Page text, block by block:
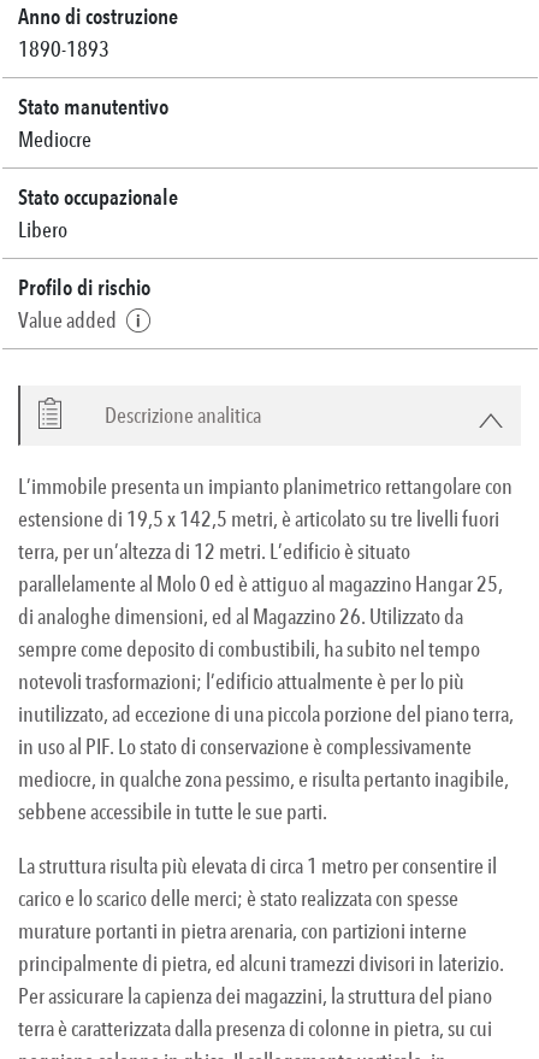
Anno di costruzione
1890-1893
Stato manutentivo
Mediocre
Stato occupazionale
Libero
Profilo di rischio
Value added
Descrizione analitica
L’immobile presenta un impianto planimetrico rettangolare con
estensione di 19,5 x 142,5 metri, è articolato su tre livelli fuori
terra, per un’altezza di 12 metri. L’edificio è situato
parallelamente al Molo 0 ed è attiguo al magazzino Hangar 25,
di analoghe dimensioni, ed al Magazzino 26. Utilizzato da
sempre come deposito di combustibili, ha subito nel tempo
notevoli trasformazioni; l’edificio attualmente è per lo più
inutilizzato, ad eccezione di una piccola porzione del piano terra,
in uso al PIF. Lo stato di conservazione è complessivamente
mediocre, in qualche zona pessimo, e risulta pertanto inagibile,
sebbene accessibile in tutte le sue parti.
La struttura risulta più elevata di circa 1 metro per consentire il
carico e lo scarico delle merci; è stato realizzata con spesse
murature portanti in pietra arenaria, con partizioni interne
principalmente di pietra, ed alcuni tramezzi divisori in laterizio.
Per assicurare la capienza dei magazzini, la struttura del piano
terra è caratterizzata dalla presenza di colonne in pietra, su cui